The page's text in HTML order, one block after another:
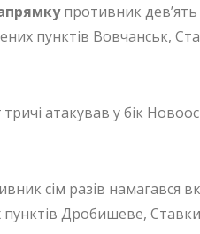
противник дев’ять
пунктів Вовчанськ,
атакував у бік
сім разів намагався
пунктів Дробишеве,